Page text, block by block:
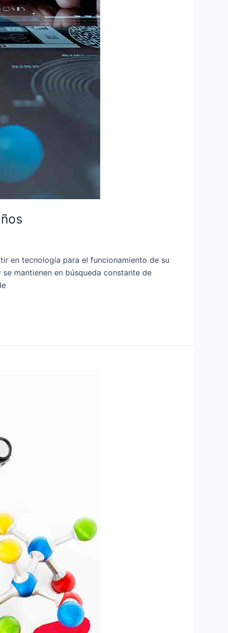
en tecnología para el funcionamiento de su
mantienen en búsqueda constante de